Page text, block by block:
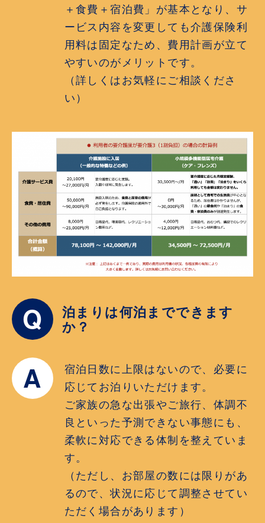
＋食費＋宿泊費」が基本となり、サ
ービス内容を変更しても介護保険利
用料は固定なため、費用計画が立て
やすいのがメリットです。
（詳しくはお気軽にご相談くださ
い）
Q 泊まりは何泊までできます
か？
A
宿泊日数に上限はないので、必要に
応じてお泊りいただけます。
ご家族の急な出張やご旅行、体調不
良といった予測できない事態にも、
柔軟に対応できる体制を整えていま
す。
（ただし、お部屋の数には限りがあ
るので、状況に応じて調整させてい
ただく場合があります）